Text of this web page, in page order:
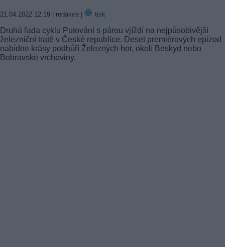
21.04.2022 12:19 | redakce | tisk
Druhá řada cyklu Putování s párou vjíždí na nejpůsobivější
železniční tratě v České republice. Deset premiérových epizod
nabídne krásy podhůří Železných hor, okolí Beskyd nebo
Bobravské vrchoviny.